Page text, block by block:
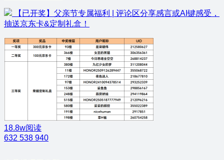
【已开奖】父亲节专属福利 | 评论区分享感言或AI键感受，
抽送京东卡&定制礼盒！
18.8w阅读
632 538 940